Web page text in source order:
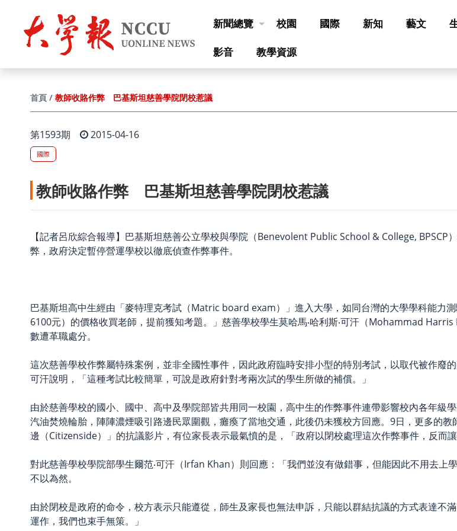
新聞總覽 校園 國際 新知 藝文
影音 教學資源
首頁 教師收賂作弊 巴基斯坦慈善學院閉校惹議
第1593期 2015-04-16
國際
教師收賂作弊 巴基斯坦慈善學院閉校惹議
【記者呂欣綜合報導】巴基斯坦慈善公立學校與學院（Benevolent Public School & College,
弊，政府決定暫停營運學校以徹底偵查作弊事件。
巴基斯坦高中生經由「麥特理克考試（Matric board exam）」進入大學，如同台灣的大學學科能力
6100元）的價格收買老師，提前獲知考題。」慈善學校學生莫哈馬‧哈利斯‧可汗（Mohammad
數遭革職處分。
這次慈善學校作弊屬特殊案例，並非全國性事件，因此政府臨時安排小型的特別考試，以取代被作廢
可汗說明，「這種考試比較簡單，可說是政府針對考兩次試的學生所做的補償。」
由於慈善學校的國小、國中、高中及學院部皆共用同一校園，高中生的作弊事件連帶影響校內各年級
汽油焚燒輪胎，陣陣濃煙吸引路邊民眾圍觀，癱瘓了當地交通，此後仍未獲校方回應。9日，更多的
邊（Citizenside）」的抗議影片，有位家長表示最氣憤的是，「政府以閉校處理這次作弊事件，反而
對此慈善學校學院部學生爾范‧可汗（Irfan Khan）則回應：「我們並沒有做錯事，但能因此不用去
不以為然。
由於閉校是政府的命令，校方表示只能遵從，師生及家長也無法申訴，只能以群結抗議的方式表達不
運作，我們也束手無策。」